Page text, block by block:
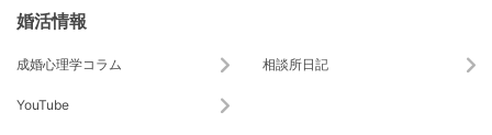
婚活情報
成婚心理学コラム 相談所日記
YouTube